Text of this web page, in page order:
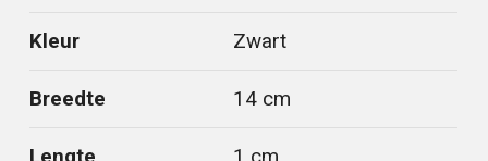
Kleur Zwart
Breedte 14 cm